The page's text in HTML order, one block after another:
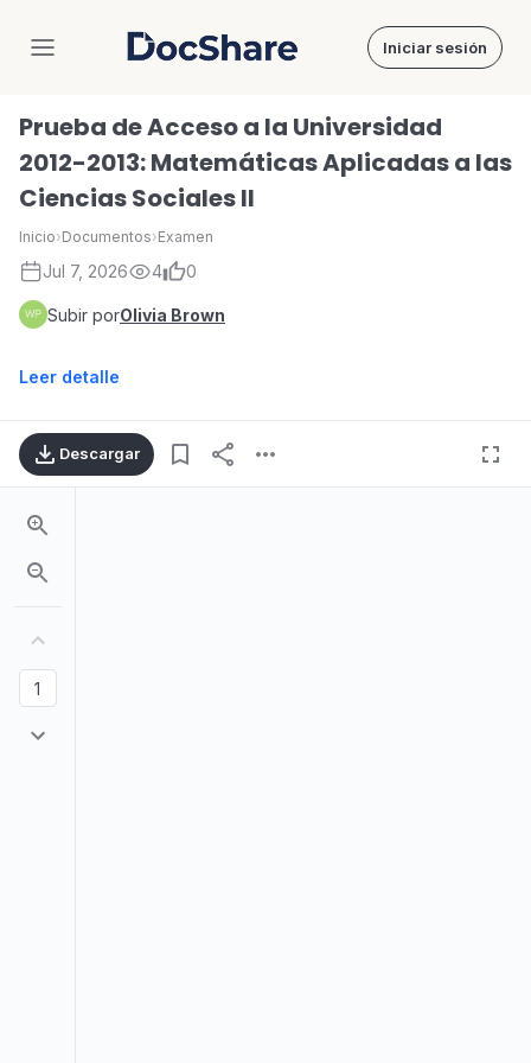
DocShare Iniciar sesión
Prueba de Acceso a la Universidad
2012-2013: Matemáticas Aplicadas a las
Ciencias Sociales II
Inicio›Documentos›Examen
Jul 7, 2026 4 0
Subir porOlivia Brown
Leer detalle
Descargar